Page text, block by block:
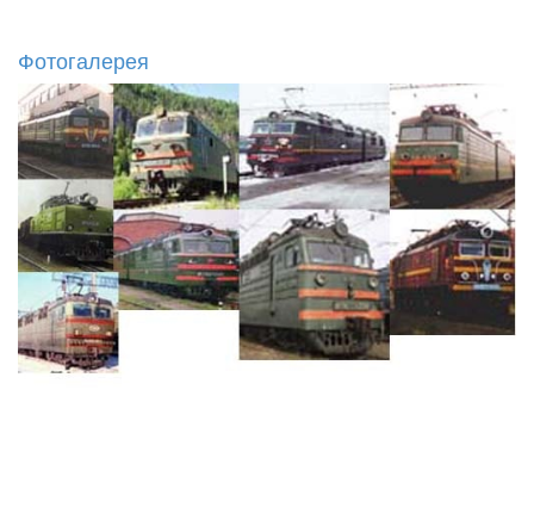
Фотогалерея